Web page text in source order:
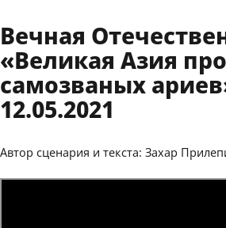
Вечная
«Великая Азия
самозваных
12.05.2021
Автор сценария и текста: Захар